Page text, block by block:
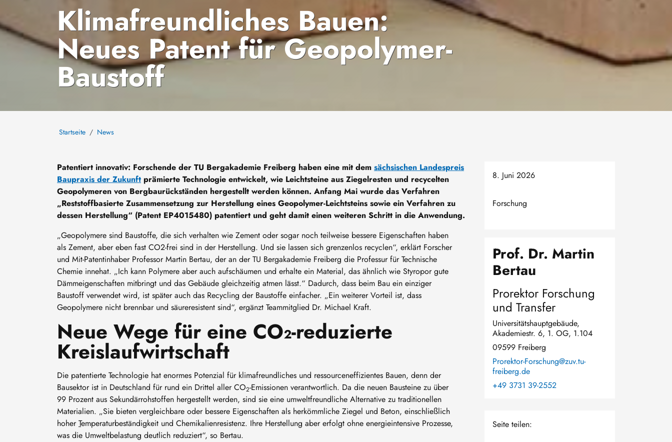
Klimafreundliches Bauen:
Neues Patent für Geopolymer-
Baustoff
Startseite News
Patentiert innovativ: Forschende der TU Bergakademie Freiberg haben eine mit dem sächsischen Landespreis
Baupraxis der Zukunft prämierte Technologie entwickelt, wie Leichtsteine aus Ziegelresten und recycelten
Geopolymeren von Bergbaurückständen hergestellt werden können. Anfang Mai wurde das Verfahren
„Reststoffbasierte Zusammensetzung zur Herstellung eines Geopolymer-Leichtsteins sowie ein Verfahren zu
dessen Herstellung“ (Patent EP4015480) patentiert und geht damit einen weiteren Schritt in die Anwendung.
„Geopolymere sind Baustoffe, die sich verhalten wie Zement oder sogar noch teilweise bessere Eigenschaften haben
als Zement, aber eben fast CO2-frei sind in der Herstellung. Und sie lassen sich grenzenlos recyclen“, erklärt Forscher
und Mit-Patentinhaber Professor Martin Bertau, der an der TU Bergakademie Freiberg die Professur für Technische
Chemie innehat. „Ich kann Polymere aber auch aufschäumen und erhalte ein Material, das ähnlich wie Styropor gute
Dämmeigenschaften mitbringt und das Gebäude gleichzeitig atmen lässt.“ Dadurch, dass beim Bau ein einziger
Baustoff verwendet wird, ist später auch das Recycling der Baustoffe einfacher. „Ein weiterer Vorteil ist, dass
Geopolymere nicht brennbar und säureresistent sind“, ergänzt Teammitglied Dr. Michael Kraft.
Neue Wege für eine CO₂-reduzierte
Kreislaufwirtschaft
Die patentierte Technologie hat enormes Potenzial für klimafreundliches und ressourceneffizientes Bauen, denn der
Bausektor ist in Deutschland für rund ein Drittel aller CO2-Emissionen verantwortlich. Da die neuen Bausteine zu über
99 Prozent aus Sekundärrohstoffen hergestellt werden, sind sie eine umweltfreundliche Alternative zu traditionellen
Materialien. „Sie bieten vergleichbare oder bessere Eigenschaften als herkömmliche Ziegel und Beton, einschließlich
hoherTemperaturbeständigkeit und Chemikalienresistenz. Ihre Herstellung aber erfolgt ohne energieintensive Prozesse,
was die Umweltbelastung deutlich reduziert“, so Bertau.
8. Juni 2026
Forschung
Prof. Dr. Martin
Bertau
Prorektor Forschung
und Transfer
Universitätshauptgebäude,
Akademiestr. 6, 1. OG, 1.104
09599 Freiberg
Prorektor-Forschung@zuv.tu-
freiberg.de
+49 3731 39-2552
Seite teilen: